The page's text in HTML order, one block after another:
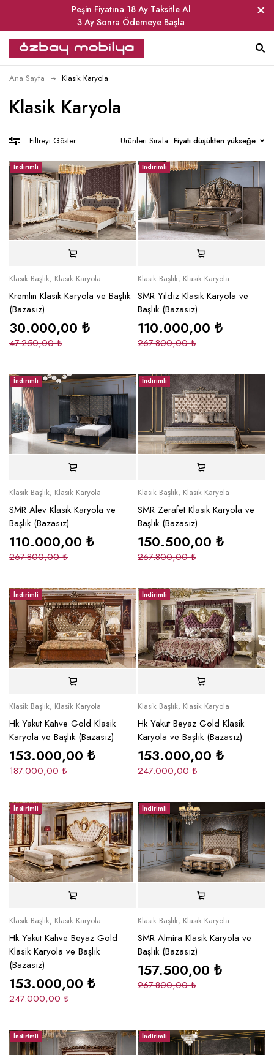
Peşin Fiyatına 18 Ay Taksitle Al
3 Ay Sonra Ödemeye Başla
Klasik Karyola
Ana Sayfa Klasik Karyola
Filtreyi Göster Ürünleri Sırala Fiyatı düşükten yükseğe
İndirimli
Klasik Başlık, Klasik Karyola
Kremlin Klasik Karyola ve Başlık
(Bazasız)
47.250,00₺
30.000,00 ₺
İndirimli
Klasik Başlık, Klasik Karyola
SMR Yıldız Klasik Karyola ve
Başlık (Bazasız)
267.800,00₺
110.000,00 ₺
İndirimli
Klasik Başlık, Klasik Karyola
SMR Alev Klasik Karyola ve
Başlık (Bazasız)
267.800,00₺
110.000,00 ₺
İndirimli
Klasik Başlık, Klasik Karyola
SMR Zerafet Klasik Karyola ve
Başlık (Bazasız)
267.800,00₺
150.500,00 ₺
İndirimli
Klasik Başlık, Klasik Karyola
Hk Yakut Kahve Gold Klasik
Karyola ve Başlık (Bazasız)
187.000,00₺
153.000,00 ₺
İndirimli
Klasik Başlık, Klasik Karyola
Hk Yakut Beyaz Gold Klasik
Karyola ve Başlık (Bazasız)
247.000,00₺
153.000,00 ₺
İndirimli
Klasik Başlık, Klasik Karyola
Hk Yakut Kahve Beyaz Gold
Klasik Karyola ve Başlık
(Bazasız)
247.000,00₺
153.000,00 ₺
İndirimli
Klasik Başlık, Klasik Karyola
SMR Almira Klasik Karyola ve
Başlık (Bazasız)
267.800,00₺
157.500,00 ₺
İndirimli İndirimli